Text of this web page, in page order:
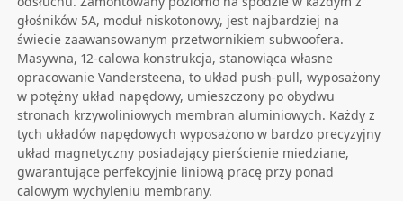
głośników 5A, moduł niskotonowy, jest najbardziej na
świecie zaawansowanym przetwornikiem subwoofera.
Masywna, 12-calowa konstrukcja, stanowiąca własne
opracowanie Vandersteena, to układ push-pull, wyposażony
w potężny układ napędowy, umieszczony po obydwu
stronach krzywoliniowych membran aluminiowych. Każdy z
tych układów napędowych wyposażono w bardzo precyzyjny
układ magnetyczny posiadający pierścienie miedziane,
gwarantujące perfekcyjnie liniową pracę przy ponad
calowym wychyleniu membrany.